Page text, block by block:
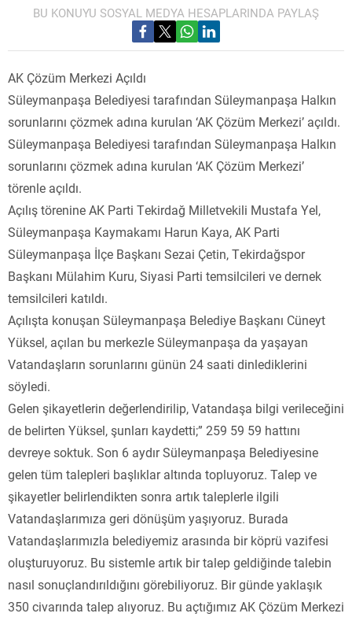
BU KONUYU SOSYAL MEDYA HESAPLARINDA PAYLAŞ
AK Çözüm Merkezi Açıldı
Süleymanpaşa Belediyesi tarafından Süleymanpaşa Halkın
sorunlarını çözmek adına kurulan ‘AK Çözüm Merkezi’ açıldı.
Süleymanpaşa Belediyesi tarafından Süleymanpaşa Halkın
sorunlarını çözmek adına kurulan ‘AK Çözüm Merkezi’
törenle açıldı.
Açılış törenine AK Parti Tekirdağ Milletvekili Mustafa Yel,
Süleymanpaşa Kaymakamı Harun Kaya, AK Parti
Süleymanpaşa İlçe Başkanı Sezai Çetin, Tekirdağspor
Başkanı Mülahim Kuru, Siyasi Parti temsilcileri ve dernek
temsilcileri katıldı.
Açılışta konuşan Süleymanpaşa Belediye Başkanı Cüneyt
Yüksel, açılan bu merkezle Süleymanpaşa da yaşayan
Vatandaşların sorunlarını günün 24 saati dinlediklerini
söyledi.
Gelen şikayetlerin değerlendirilip, Vatandaşa bilgi verileceğini
de belirten Yüksel, şunları kaydetti;” 259 59 59 hattını
devreye soktuk. Son 6 aydır Süleymanpaşa Belediyesine
gelen tüm talepleri başlıklar altında topluyoruz. Talep ve
şikayetler belirlendikten sonra artık taleplerle ilgili
Vatandaşlarımıza geri dönüşüm yaşıyoruz. Burada
Vatandaşlarımızla belediyemiz arasında bir köprü vazifesi
oluşturuyoruz. Bu sistemle artık bir talep geldiğinde talebin
nasıl sonuçlandırıldığını görebiliyoruz. Bir günde yaklaşık
350 civarında talep alıyoruz. Bu açtığımız AK Çözüm Merkezi